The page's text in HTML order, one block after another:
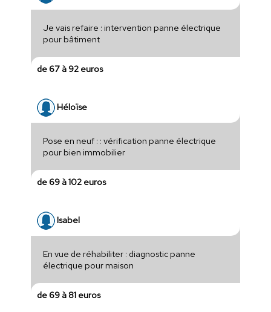
Je vais refaire : intervention panne électrique
pour bâtiment
de 67 à 92 euros
Héloïse
Pose en neuf : : vérification panne électrique
pour bien immobilier
de 69 à 102 euros
Isabel
En vue de réhabiliter : diagnostic panne
électrique pour maison
de 69 à 81 euros